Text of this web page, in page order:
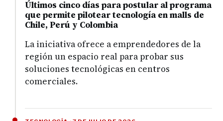
Últimos cinco días para postular al programa
que permite pilotear tecnología en malls de
Chile, Perú y Colombia
La iniciativa ofrece a emprendedores de la
región un espacio real para probar sus
soluciones tecnológicas en centros
comerciales.